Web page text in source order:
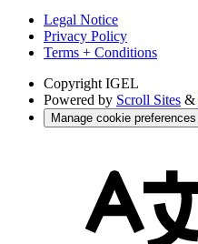
Legal Notice
Privacy Policy
Terms + Conditions
Copyright IGEL
Powered by Scroll Sites &
Manage cookie preferences